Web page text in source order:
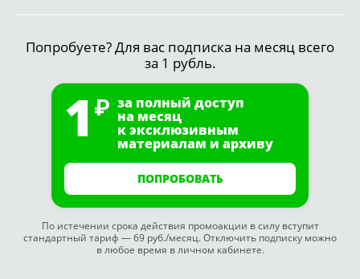
Попробуете? Для вас подписка на месяц всего
за 1 рубль.
1 за полный доступ
на месяц
к эксклюзивным
материалам и архиву
ПОПРОБОВАТЬ
По истечении срока действия промоакции в силу вступит
стандартный тариф — 69 руб./месяц. Отключить подписку можно
в любое время в личном кабинете.